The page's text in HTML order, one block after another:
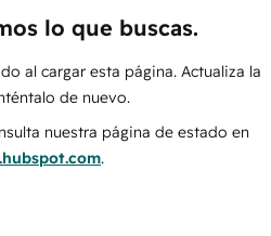
lo que buscas.
al cargar esta página. Actualiza la
de nuevo.
nuestra página de estado en
.